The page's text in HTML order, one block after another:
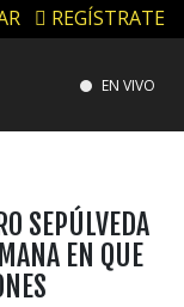
REGÍSTRATE
EN VIVO
SEPÚLVEDA
EN QUE